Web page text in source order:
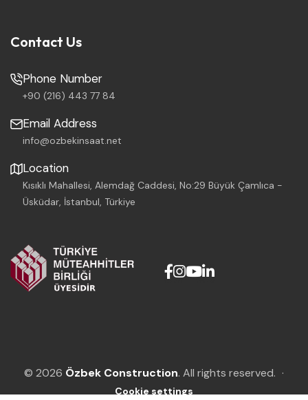
Contact Us
Phone Number
+90 (216) 443 77 84
Email Address
info@ozbekinsaat.net
Location
Kısıklı Mahallesi, Alemdağ Caddesi, No:29 Büyük Çamlıca -
Üsküdar, İstanbul, Türkiye
© 2026 Özbek Construction. All rights reserved. ·
Cookie settings